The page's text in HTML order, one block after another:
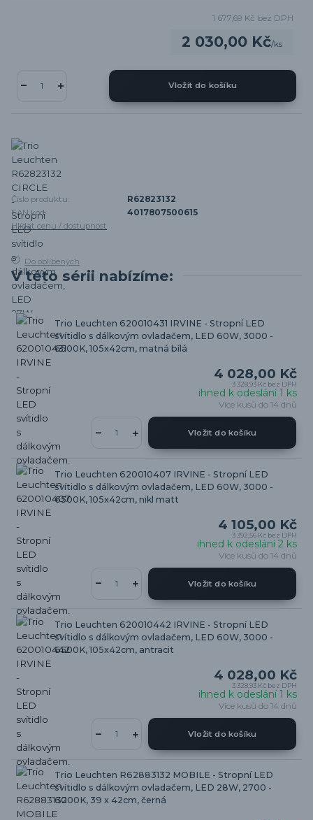
2 030,00 Kč/ks
1 677,69 Kč bez DPH
Vložit do košíku
Číslo produktu:
R62823132
EAN kód:
4017807500615
Hlídat cenu / dostupnost
Do oblíbených
V této sérii nabízíme:
Trio Leuchten 620010431 IRVINE - Stropní LED
svítidlo s dálkovým ovladačem, LED 60W, 3000 -
6500K, 105x42cm, matná bílá
4 028,00 Kč
3 328,93 Kč bez DPH
ihned k odeslání 1 ks
Více kusů do 14 dnů
Vložit do košíku
Trio Leuchten 620010407 IRVINE - Stropní LED
svítidlo s dálkovým ovladačem, LED 60W, 3000 -
6500K, 105x42cm, nikl matt
4 105,00 Kč
3 392,56 Kč bez DPH
ihned k odeslání 2 ks
Více kusů do 14 dnů
Vložit do košíku
Trio Leuchten 620010442 IRVINE - Stropní LED
svítidlo s dálkovým ovladačem, LED 60W, 3000 -
6500K, 105x42cm, antracit
4 028,00 Kč
3 328,93 Kč bez DPH
ihned k odeslání 1 ks
Více kusů do 14 dnů
Vložit do košíku
Trio Leuchten R62883132 MOBILE - Stropní LED
svítidlo s dálkovým ovladačem, LED 28W, 2700 -
6000K, 39 x 42cm, černá